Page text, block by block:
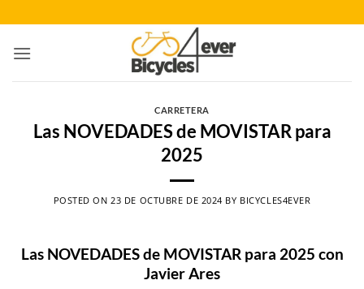
al
contenido
CARRETERA
Las NOVEDADES de MOVISTAR para
2025
POSTED ON 23 DE OCTUBRE DE 2024 BY BICYCLES4EVER
Las NOVEDADES de MOVISTAR para 2025 con
Javier Ares